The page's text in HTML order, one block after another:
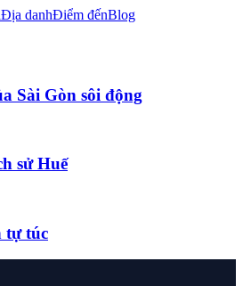
Địa danhĐiểm đếnBlog
Sài Gòn sôi động
sử Huế
tự túc